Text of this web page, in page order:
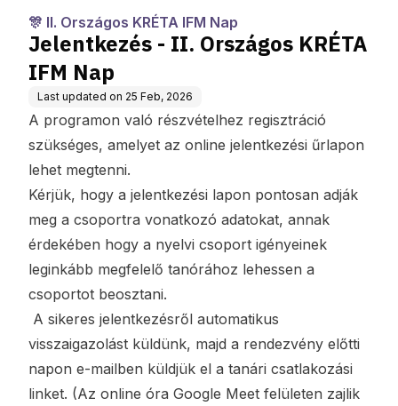
🎊 II. Országos KRÉTA IFM Nap
Jelentkezés - II. Országos KRÉTA
IFM Nap
Last updated on 25 Feb, 2026
A programon való részvételhez regisztráció
szükséges, amelyet az online jelentkezési űrlapon
lehet megtenni.
Kérjük, hogy a jelentkezési lapon pontosan adják
meg a csoportra vonatkozó adatokat, annak
érdekében hogy a nyelvi csoport igényeinek
leginkább megfelelő tanórához lehessen a
csoportot beosztani.
A sikeres jelentkezésről automatikus
visszaigazolást küldünk, majd a rendezvény előtti
napon e-mailben küldjük el a tanári csatlakozási
linket. (Az online óra Google Meet felületen zajlik